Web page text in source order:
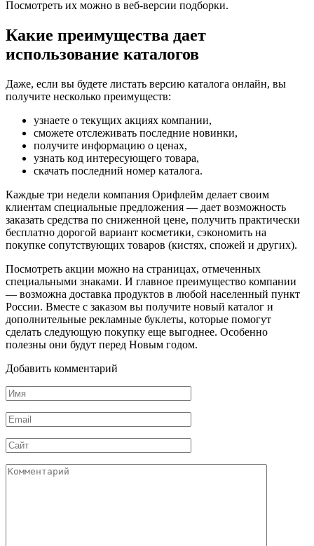
Посмотреть их можно в веб-версии подборки.
Какие преимущества дает
использование каталогов
Даже, если вы будете листать версию каталога онлайн, вы
получите несколько преимуществ:
узнаете о текущих акциях компании,
сможете отслеживать последние новинки,
получите информацию о ценах,
узнать код интересующего товара,
скачать последний номер каталога.
Каждые три недели компания Орифлейм делает своим
клиентам специальные предложения — дает возможность
заказать средства по сниженной цене, получить практически
бесплатно дорогой вариант косметики, сэкономить на
покупке сопутствующих товаров (кистях, спожей и других).
Посмотреть акции можно на страницах, отмеченных
специальными знаками. И главное преимущество компании
— возможна доставка продуктов в любой населенный пункт
России. Вместе с заказом вы получите новый каталог и
дополнительные рекламные буклеты, которые помогут
сделать следующую покупку еще выгоднее. Особенно
полезны они будут перед Новым годом.
Добавить комментарий
Имя
*
Email
*
Сайт
Комментарий